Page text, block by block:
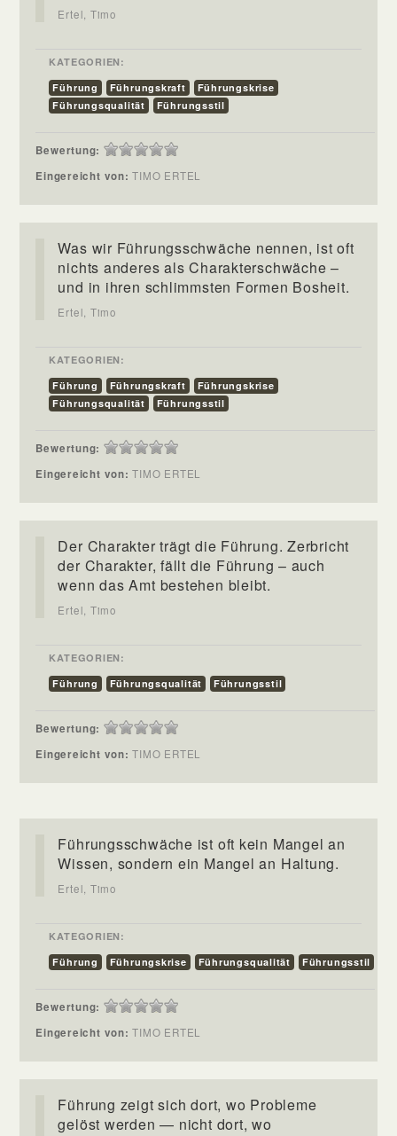
Ertel, Timo
KATEGORIEN:
Führung
Führungskraft
Führungskrise
Führungsqualität
Führungsstil
Bewertung:
Eingereicht von:TIMO ERTEL
Was wir Führungsschwäche nennen, ist oft
nichts anderes als Charakterschwäche –
und in ihren schlimmsten Formen Bosheit.
Ertel, Timo
KATEGORIEN:
Führung
Führungskraft
Führungskrise
Führungsqualität
Führungsstil
Bewertung:
Eingereicht von:TIMO ERTEL
Der Charakter trägt die Führung. Zerbricht
der Charakter, fällt die Führung – auch
wenn das Amt bestehen bleibt.
Ertel, Timo
KATEGORIEN:
Führung
Führungsqualität Führungsstil
Bewertung:
Eingereicht von:TIMO ERTEL
Führungsschwäche ist oft kein Mangel an
Wissen, sondern ein Mangel an Haltung.
Ertel, Timo
KATEGORIEN:
Führung
Führungskrise Führungsqualität Führungsstil
Bewertung:
Eingereicht von:TIMO ERTEL
Führung zeigt sich dort, wo Probleme
gelöst werden — nicht dort, wo